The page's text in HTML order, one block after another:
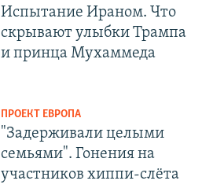
Испытание Ираном. Что
скрывают улыбки Трампа
и принца Мухаммеда
ПРОЕКТ ЕВРОПА
"Задерживали целыми
семьями". Гонения на
участников хиппи-слёта